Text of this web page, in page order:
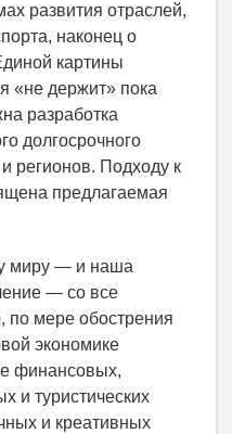
развития отраслей,
наконец о
картины
«не держит» пока
разработка
долгосрочного
регионов. Подходу к
предлагаемая
миру — и наша
— со все
по мере обострения
экономике
финансовых,
и туристических
и креативных